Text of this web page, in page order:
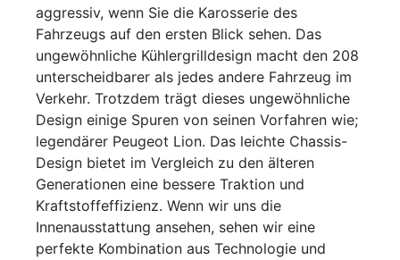
aggressiv, wenn Sie die Karosserie des
Fahrzeugs auf den ersten Blick sehen. Das
ungewöhnliche Kühlergrilldesign macht den 208
unterscheidbarer als jedes andere Fahrzeug im
Verkehr. Trotzdem trägt dieses ungewöhnliche
Design einige Spuren von seinen Vorfahren wie;
legendärer Peugeot Lion. Das leichte Chassis-
Design bietet im Vergleich zu den älteren
Generationen eine bessere Traktion und
Kraftstoffeffizienz. Wenn wir uns die
Innenausstattung ansehen, sehen wir eine
perfekte Kombination aus Technologie und